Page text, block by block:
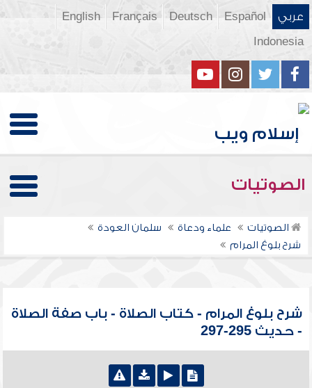
عربي Español
Deutsch
Français
English
Indonesia
الصوتيات
الصوتيات علماء ودعاة
سلمان العودة
شرح بلوغ المرام
شرح بلوغ المرام - كتاب الصلاة - باب صفة الصلاة
- حديث 295-297